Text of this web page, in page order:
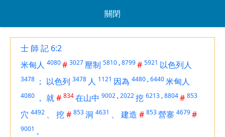
關閉
士 師 記 6:2
米甸人 4080# 3027 壓制 5810 ,8799# 5921 以色列人
3478 ； 以色列 3478 人 1121 因為 4480 ,6440米甸人
4080 ， 就# 834在山中 9002 ,2022挖 6213 ,8804# 853
穴 4492 、 挖# 853洞 4631 、 建造 # 853營寨 4679#
9001 。